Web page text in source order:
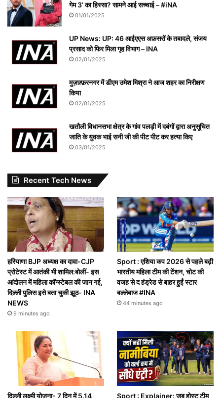
गेम 3’ का हिस्सा? सामने आई सच्चाई – #iNA
01/01/2025
UP News: UP: 46 आईएएस अफ़सरों के तबादले, संजय
प्रसाद को फिर मिला गृह विभाग – INA
02/01/2025
मुज़फ़्फ़रनगर में डीएम उमेश मिश्रा ने आज शहर का निरीक्षण
किया
02/01/2025
खतौली विधानसभा क्षेत्र के गांव पलड़ी में दबंगों द्वारा अनुसूचित
जाति के युवक भाई सनी जी की पीट पीट कर हत्या किए
03/01/2025
Recent Tech News
हरियाणा BJP अध्यक्ष का दावा-CJP
प्रोटेस्ट में आतंकी भी शामिल:बोलीं- इस
आंदोलन में महिला कॉन्स्टेबल की जान गई,
दिल्ली पुलिस इसे बता चुकी झूठ- INA
NEWS
9 minutes ago
Sport : एशिया कप 2026 से पहले बढ़ी
भारतीय महिला टीम की टेंशन, चोट की
वजह से द हंड्रेड से बाहर हुईं स्टार
बल्लेबाज #INA
44 minutes ago
दिल्ली लक्ष्मी योजना- 7 दिन में 5.14 Sport : Explainer: जब होस्ट टीम